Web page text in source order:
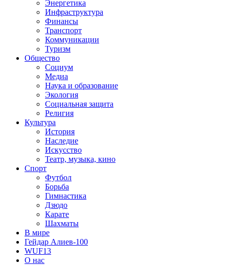
Энергетика
Инфраструктура
Финансы
Транспорт
Коммуникации
Туризм
Общество
Социум
Медиа
Наука и образование
Экология
Социальная защита
Религия
Культура
История
Наследие
Искусство
Театр, музыка, кино
Спорт
Футбол
Борьба
Гимнастика
Дзюдо
Карате
Шахматы
В мире
Гейдар Алиев-100
WUF13
О нас